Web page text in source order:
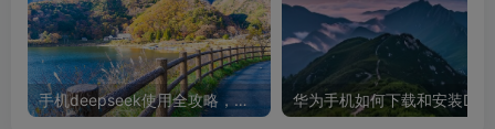
手机deepseek使用全攻略，轻松实现画图与炒股功能